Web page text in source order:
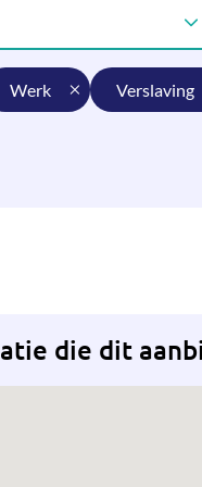
werk verslaving
die dit